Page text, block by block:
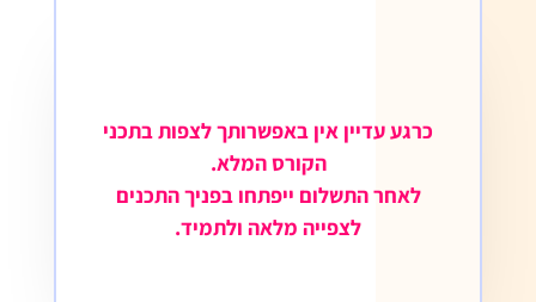
כרגע עדיין אין באפשרותך לצפות בתכני
הקורס המלא.
לאחר התשלום ייפתחו בפניך התכנים
לצפייה מלאה ולתמיד.